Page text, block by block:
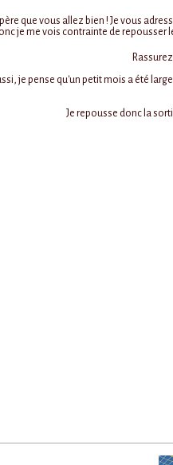
que vous allez bien ! Je vous
je me vois contrainte de repousser
je pense qu'un petit mois a été
Je repousse donc la